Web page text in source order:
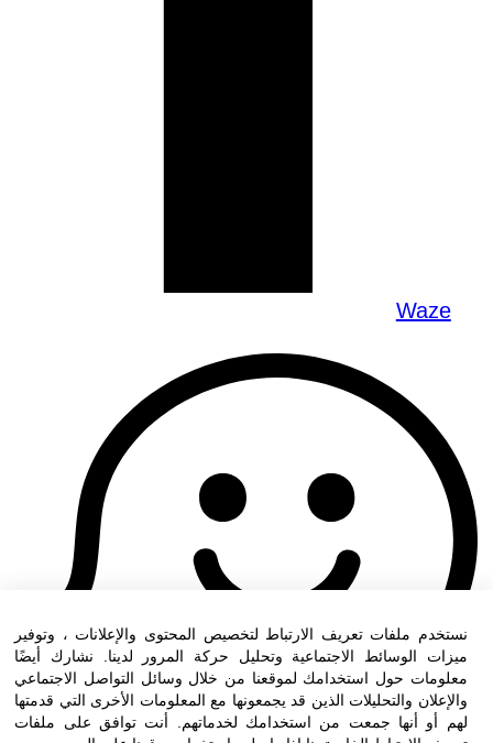
Waze
نستخدم ملفات تعريف الارتباط لتخصيص المحتوى والإعلانات ، وتوفير
ميزات الوسائط الاجتماعية وتحليل حركة المرور لدينا. نشارك أيضًا
معلومات حول استخدامك لموقعنا من خلال وسائل التواصل الاجتماعي
والإعلان والتحليلات الذين قد يجمعونها مع المعلومات الأخرى التي قدمتها
لهم أو أنها جمعت من استخدامك لخدماتهم. أنت توافق على ملفات